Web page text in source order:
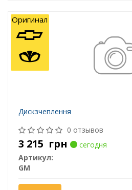
Дискзчеплення
0 отзывов
3 215 грн
сегодня
Артикул:
GM
Оригинал